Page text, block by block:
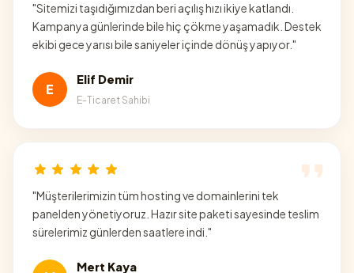
"Sitemizi taşıdığımızdan beri açılış hızı ikiye katlandı.
Kampanya günlerinde bile hiç çökme yaşamadık. Destek
ekibi gece yarısı bile saniyeler içinde dönüş yapıyor."
E
Elif Demir
E-Ticaret Sahibi
"Müşterilerimizin tüm hosting ve domainlerini tek
panelden yönetiyoruz. Hazır site paketi sayesinde teslim
sürelerimiz günlerden saatlere indi. "
Mert Kaya